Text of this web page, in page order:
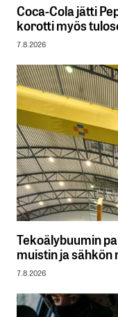
Coca-Cola jätti
korotti myös
7.8.2026
Tekoälybuumin
muistin ja
7.8.2026